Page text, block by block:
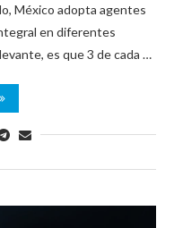
México adopta agentes
en diferentes
es que 3 de cada …